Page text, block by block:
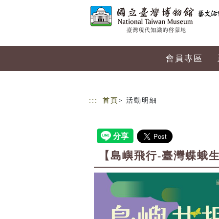
會員專區
::: 首頁 > 活動明細
【島嶼飛行-臺灣蝶